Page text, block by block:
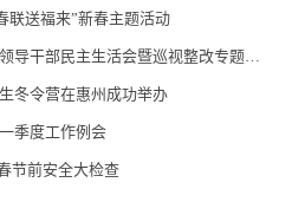
联送福来”新春主题活动
近代物理所召开2025年度党员领导干部民主生活会暨巡视整改专题民主生活会
冬令营在惠州成功举办
季度工作例会
节前安全大检查